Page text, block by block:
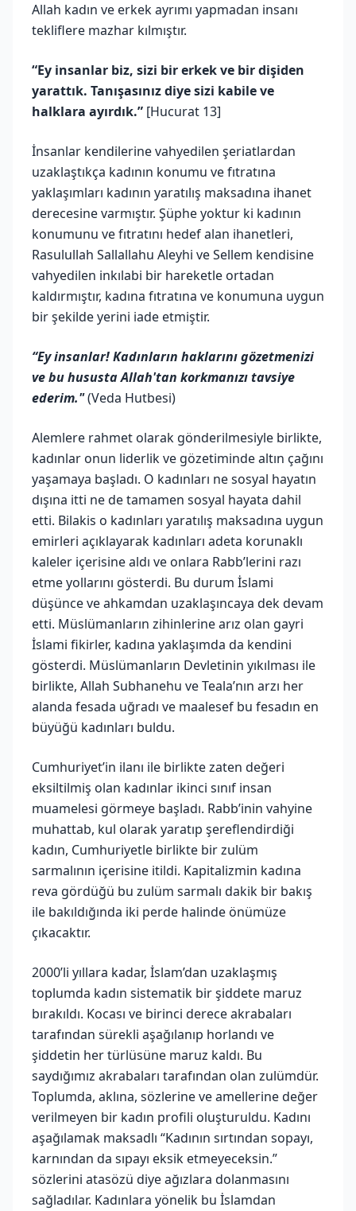
Allah kadın ve erkek ayrımı yapmadan insanı
tekliflere mazhar kılmıştır.
“Ey insanlar biz, sizi bir erkek ve bir dişiden
yarattık. Tanışasınız diye sizi kabile ve
halklara ayırdık.” [Hucurat 13]
İnsanlar kendilerine vahyedilen şeriatlardan
uzaklaştıkça kadının konumu ve fıtratına
yaklaşımları kadının yaratılış maksadına ihanet
derecesine varmıştır. Şüphe yoktur ki kadının
konumunu ve fıtratını hedef alan ihanetleri,
Rasulullah Sallallahu Aleyhi ve Sellem kendisine
vahyedilen inkılabi bir hareketle ortadan
kaldırmıştır, kadına fıtratına ve konumuna uygun
bir şekilde yerini iade etmiştir.
“Ey insanlar! Kadınların haklarını gözetmenizi
ve bu hususta Allah'tan korkmanızı tavsiye
ederim."(Veda Hutbesi)
Alemlere rahmet olarak gönderilmesiyle birlikte,
kadınlar onun liderlik ve gözetiminde altın çağını
yaşamaya başladı. O kadınları ne sosyal hayatın
dışına itti ne de tamamen sosyal hayata dahil
etti. Bilakis o kadınları yaratılış maksadına uygun
emirleri açıklayarak kadınları adeta korunaklı
kaleler içerisine aldı ve onlara Rabb’lerini razı
etme yollarını gösterdi. Bu durum İslami
düşünce ve ahkamdan uzaklaşıncaya dek devam
etti. Müslümanların zihinlerine arız olan gayri
İslami fikirler, kadına yaklaşımda da kendini
gösterdi. Müslümanların Devletinin yıkılması ile
birlikte, Allah Subhanehu ve Teala’nın arzı her
alanda fesada uğradı ve maalesef bu fesadın en
büyüğü kadınları buldu.
Cumhuriyet’in ilanı ile birlikte zaten değeri
eksiltilmiş olan kadınlar ikinci sınıf insan
muamelesi görmeye başladı. Rabb’inin vahyine
muhattab, kul olarak yaratıp şereflendirdiği
kadın, Cumhuriyetle birlikte bir zulüm
sarmalının içerisine itildi. Kapitalizmin kadına
reva gördüğü bu zulüm sarmalı dakik bir bakış
ile bakıldığında iki perde halinde önümüze
çıkacaktır.
2000’li yıllara kadar, İslam’dan uzaklaşmış
toplumda kadın sistematik bir şiddete maruz
bırakıldı. Kocası ve birinci derece akrabaları
tarafından sürekli aşağılanıp horlandı ve
şiddetin her türlüsüne maruz kaldı. Bu
saydığımız akrabaları tarafından olan zulümdür.
Toplumda, aklına, sözlerine ve amellerine değer
verilmeyen bir kadın profili oluşturuldu. Kadını
aşağılamak maksadlı “Kadının sırtından sopayı,
karnından da sıpayı eksik etmeyeceksin.”
sözlerini atasözü diye ağızlara dolanmasını
sağladılar. Kadınlara yönelik bu İslamdan